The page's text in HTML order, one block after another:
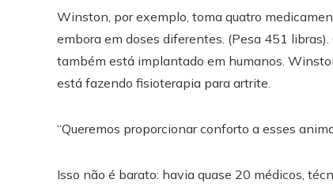
Winston, por exemplo, toma quatro
embora em doses diferentes. (Pesa 451
também está implantado em humanos.
está fazendo fisioterapia para artrite.
“Queremos proporcionar conforto a esses
Isso não é barato: havia quase 20 médicos,